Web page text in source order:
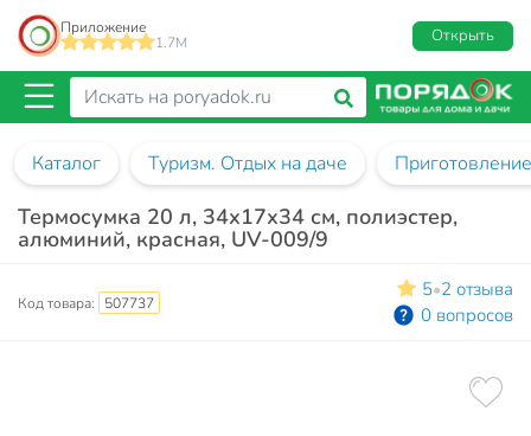
Приложение
1.7M
Открыть
Каталог Туризм. Отдых на даче
Термосумка 20 л, 34х17х34 см, полиэстер,
алюминий, красная, UV-009/9
Код товара: 507737
5•2 отзыва
0 вопросов